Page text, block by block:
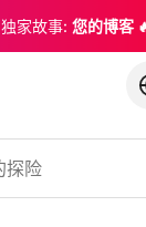
独家故事: 您的博客